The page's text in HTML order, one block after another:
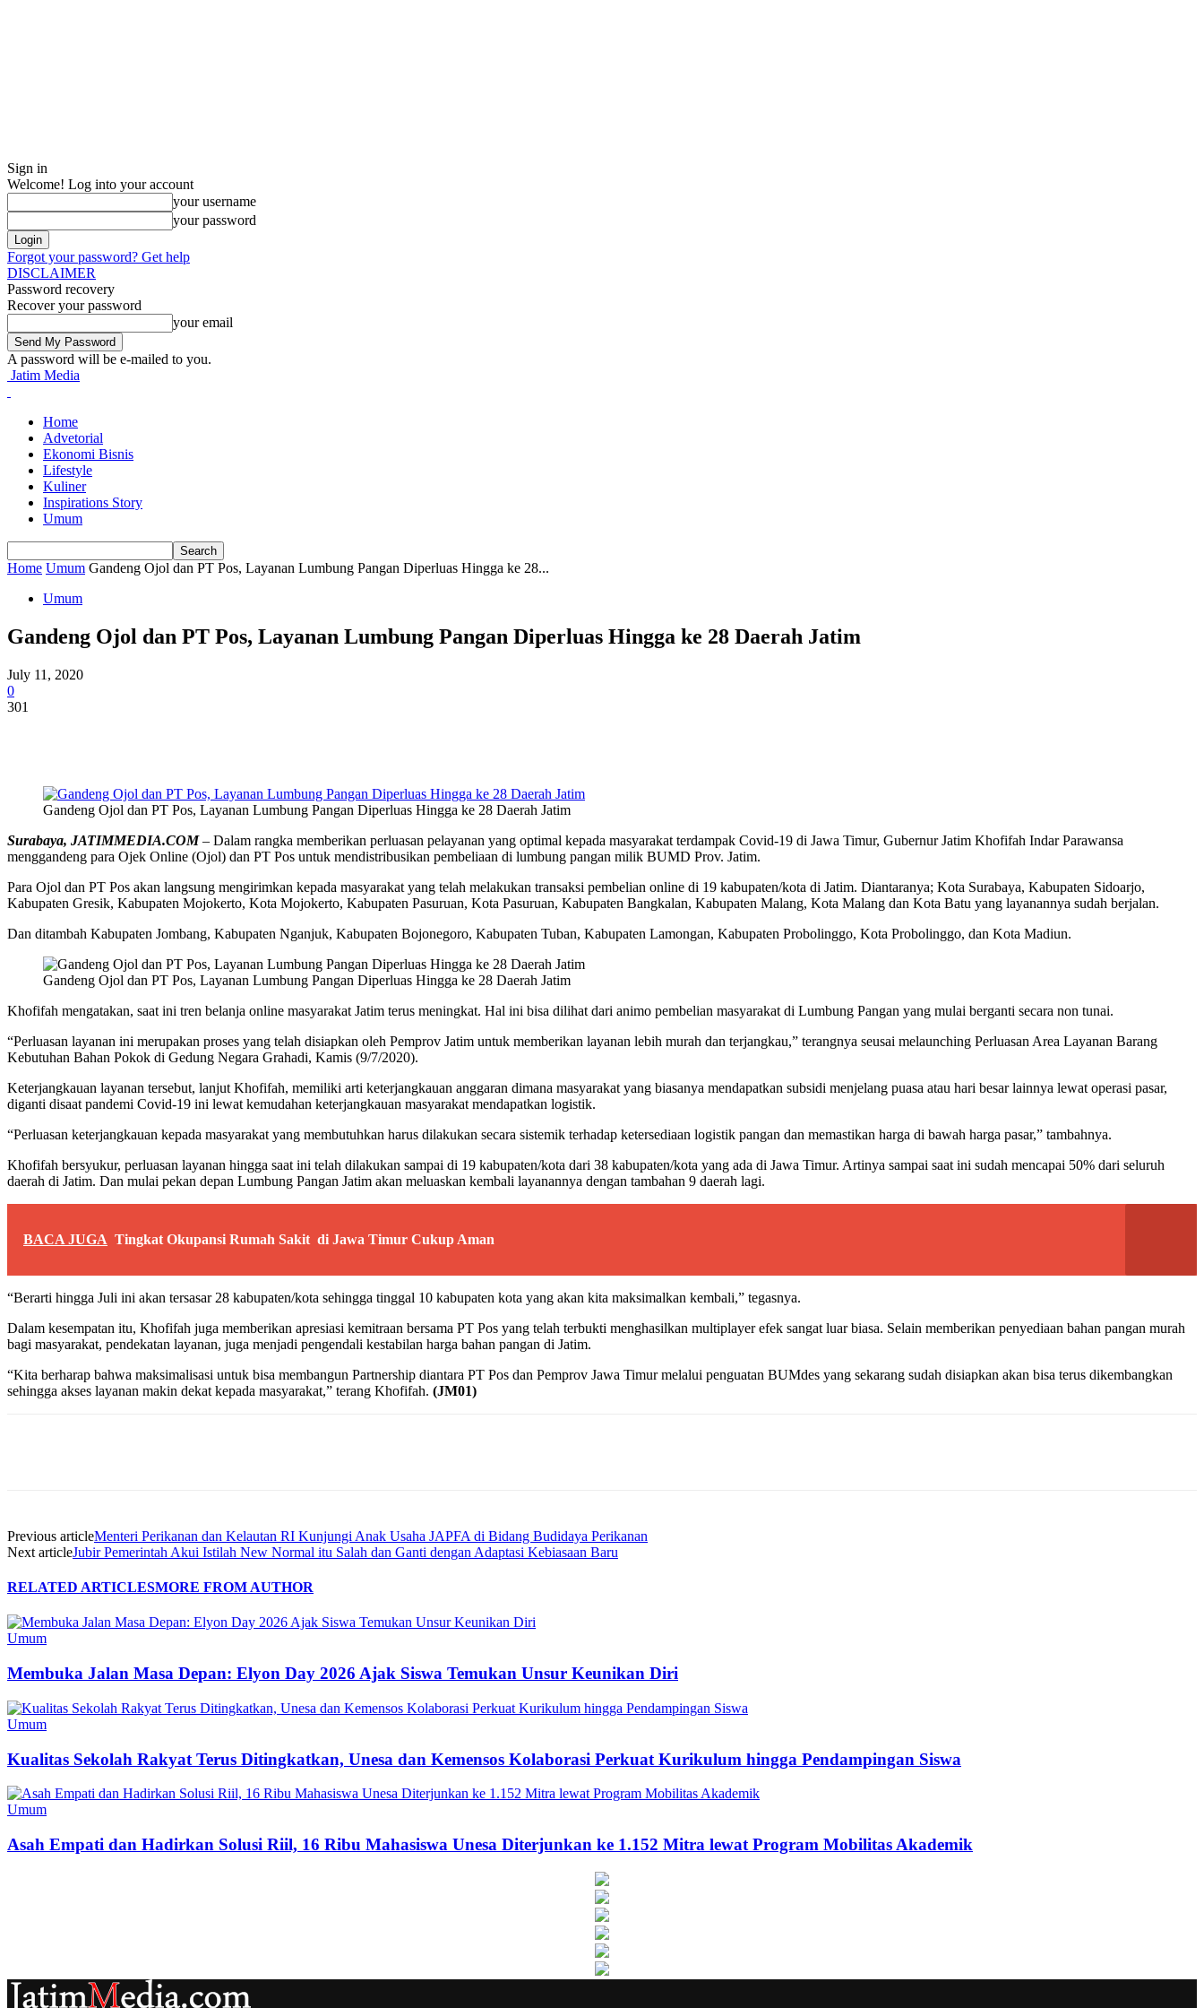
Sign in
Welcome! Log into your account
your username
your password
Forgot your password? Get help
DISCLAIMER
Password recovery
Recover your password
your email
A password will be e-mailed to you.
Jatim Media
Home
Advetorial
Ekonomi Bisnis
Lifestyle
Kuliner
Inspirations Story
Umum
Home Umum Gandeng Ojol dan PT Pos, Layanan Lumbung Pangan Diperluas Hingga ke 28...
Umum
Gandeng Ojol dan PT Pos, Layanan Lumbung Pangan Diperluas Hingga ke 28 Daerah Jatim
July 11, 2020
0
301
Gandeng Ojol dan PT Pos, Layanan Lumbung Pangan Diperluas Hingga ke 28 Daerah Jatim
Surabaya, JATIMMEDIA.COM– Dalam rangka memberikan perluasan pelayanan yang optimal kepada masyarakat terdampak Covid-19 di Jawa Timur, Gubernur Jatim Khofifah Indar Parawansa
menggandeng para Ojek Online (Ojol) dan PT Pos untuk mendistribusikan pembeliaan di lumbung pangan milik BUMD Prov. Jatim.
Para Ojol dan PT Pos akan langsung mengirimkan kepada masyarakat yang telah melakukan transaksi pembelian online di 19 kabupaten/kota di Jatim. Diantaranya; Kota Surabaya, Kabupaten Sidoarjo,
Kabupaten Gresik, Kabupaten Mojokerto, Kota Mojokerto, Kabupaten Pasuruan, Kota Pasuruan, Kabupaten Bangkalan, Kabupaten Malang, Kota Malang dan Kota Batu yang layanannya sudah berjalan.
Dan ditambah Kabupaten Jombang, Kabupaten Nganjuk, Kabupaten Bojonegoro, Kabupaten Tuban, Kabupaten Lamongan, Kabupaten Probolinggo, Kota Probolinggo, dan Kota Madiun.
Gandeng Ojol dan PT Pos, Layanan Lumbung Pangan Diperluas Hingga ke 28 Daerah Jatim
Khofifah mengatakan, saat ini tren belanja online masyarakat Jatim terus meningkat. Hal ini bisa dilihat dari animo pembelian masyarakat di Lumbung Pangan yang mulai berganti secara non tunai.
“Perluasan layanan ini merupakan proses yang telah disiapkan oleh Pemprov Jatim untuk memberikan layanan lebih murah dan terjangkau,” terangnya seusai melaunching Perluasan Area Layanan Barang
Kebutuhan Bahan Pokok di Gedung Negara Grahadi, Kamis (9/7/2020).
Keterjangkauan layanan tersebut, lanjut Khofifah, memiliki arti keterjangkauan anggaran dimana masyarakat yang biasanya mendapatkan subsidi menjelang puasa atau hari besar lainnya lewat operasi pasar,
diganti disaat pandemi Covid-19 ini lewat kemudahan keterjangkauan masyarakat mendapatkan logistik.
“Perluasan keterjangkauan kepada masyarakat yang membutuhkan harus dilakukan secara sistemik terhadap ketersediaan logistik pangan dan memastikan harga di bawah harga pasar,” tambahnya.
Khofifah bersyukur, perluasan layanan hingga saat ini telah dilakukan sampai di 19 kabupaten/kota dari 38 kabupaten/kota yang ada di Jawa Timur. Artinya sampai saat ini sudah mencapai 50% dari seluruh
daerah di Jatim. Dan mulai pekan depan Lumbung Pangan Jatim akan meluaskan kembali layanannya dengan tambahan 9 daerah lagi.
BACA JUGA Tingkat Okupansi Rumah Sakit di Jawa Timur Cukup Aman
“Berarti hingga Juli ini akan tersasar 28 kabupaten/kota sehingga tinggal 10 kabupaten kota yang akan kita maksimalkan kembali,” tegasnya.
Dalam kesempatan itu, Khofifah juga memberikan apresiasi kemitraan bersama PT Pos yang telah terbukti menghasilkan multiplayer efek sangat luar biasa. Selain memberikan penyediaan bahan pangan murah
bagi masyarakat, pendekatan layanan, juga menjadi pengendali kestabilan harga bahan pangan di Jatim.
“Kita berharap bahwa maksimalisasi untuk bisa membangun Partnership diantara PT Pos dan Pemprov Jawa Timur melalui penguatan BUMdes yang sekarang sudah disiapkan akan bisa terus dikembangkan
sehingga akses layanan makin dekat kepada masyarakat,” terang Khofifah. (JM01)
Previous articleMenteri Perikanan dan Kelautan RI Kunjungi Anak Usaha JAPFA di Bidang Budidaya Perikanan
Next articleJubir Pemerintah Akui Istilah New Normal itu Salah dan Ganti dengan Adaptasi Kebiasaan Baru
RELATED ARTICLESMORE FROM AUTHOR
Umum
Membuka Jalan Masa Depan: Elyon Day 2026 Ajak Siswa Temukan Unsur Keunikan Diri
Umum
Kualitas Sekolah Rakyat Terus Ditingkatkan, Unesa dan Kemensos Kolaborasi Perkuat Kurikulum hingga Pendampingan Siswa
Umum
Asah Empati dan Hadirkan Solusi Riil, 16 Ribu Mahasiswa Unesa Diterjunkan ke 1.152 Mitra lewat Program Mobilitas Akademik